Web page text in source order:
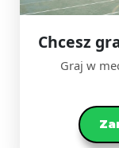
Chcesz
Graj w